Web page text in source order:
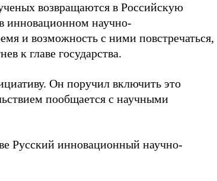
возвращаются в Российскую
инновационном научно-
и возможность с ними повстречаться,
к главе государства.
Он поручил включить это
пообщается с научными
Русский инновационный научно-